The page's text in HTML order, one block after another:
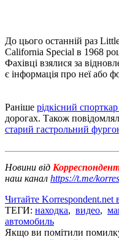
До цього останній раз
California Special в 1968
Фахівці взялися за
є інформація про неї або
Раніше рідкісний
дорогах. Також
старий гастрольний
Новини від
наш канал https://t.me/
Читайте Korrespondent.net
ТЕГИ: находка, видео,
автомобиль
Якщо ви помітили